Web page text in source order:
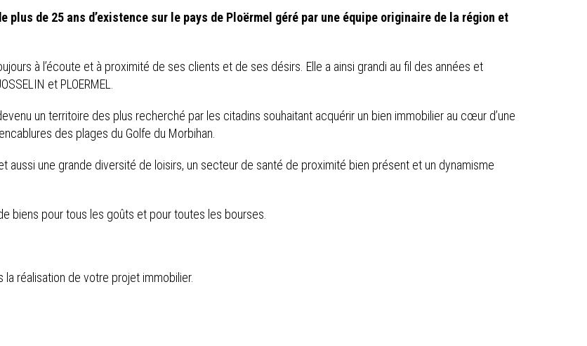
plus de 25 ans d’existence sur le pays de Ploërmel géré par une équipe originaire de la région et
à l’écoute et à proximité de ses clients et de ses désirs. Elle a ainsi grandi au fil des années et
et PLOERMEL.
un territoire des plus recherché par les citadins souhaitant acquérir un bien immobilier au cœur d’une
des plages du Golfe du Morbihan.
aussi une grande diversité de loisirs, un secteur de santé de proximité bien présent et un dynamisme
biens pour tous les goûts et pour toutes les bourses.
réalisation de votre projet immobilier.